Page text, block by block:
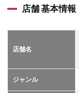
店舗 基本情報
店舗名
ジャンル